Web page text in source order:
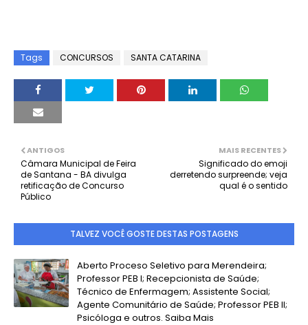
Tags CONCURSOS SANTA CATARINA
MAIS RECENTES
Significado do emoji
derretendo surpreende; veja
qual é o sentido
ANTIGOS
Câmara Municipal de Feira
de Santana - BA divulga
retificação de Concurso
Público
TALVEZ VOCÊ GOSTE DESTAS POSTAGENS
Aberto Proceso Seletivo para Merendeira;
Professor PEB I; Recepcionista de Saúde;
Técnico de Enfermagem; Assistente Social;
Agente Comunitário de Saúde; Professor PEB II;
Psicóloga e outros. Saiba Mais